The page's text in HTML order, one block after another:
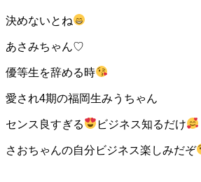
決めないとね
あさみちゃん♡
優等生を辞める時
愛され4期の福岡生みうちゃん
センス良すぎる ビジネス知るだけ
さおちゃんの自分ビジネス楽しみだぞ